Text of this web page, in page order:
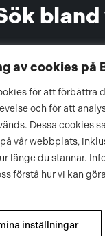
av cookies på
för att förbättra
och för att
Dessa cookies
vår webbplats,
länge du stannar.
förstå hur vi kan
inställningar
bland